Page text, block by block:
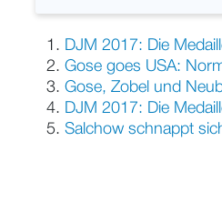
DJM 2017: Die
Gose goes USA:
Gose, Zobel und
DJM 2017: Die
Salchow schnappt